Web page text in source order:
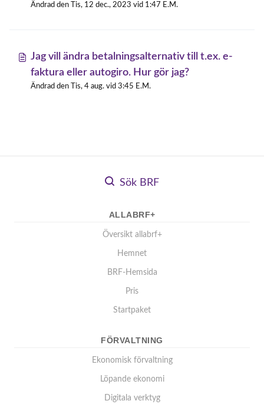
Ändrad den Tis, 12 dec., 2023 vid 1:47 E.M.
Jag vill ändra betalningsalternativ till t.ex. e-
faktura eller autogiro. Hur gör jag?
Ändrad den Tis, 4 aug. vid 3:45 E.M.
Sök BRF
ALLABRF+
Översikt allabrf+
Hemnet
BRF-Hemsida
Pris
Startpaket
FÖRVALTNING
Ekonomisk förvaltning
Löpande ekonomi
Digitala verktyg